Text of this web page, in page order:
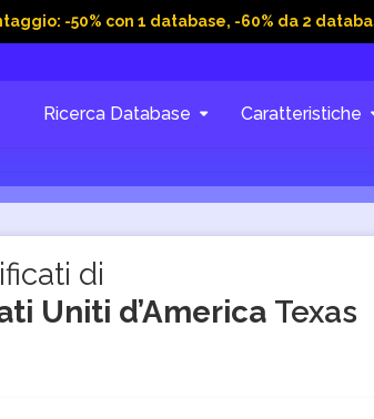
-50% con 1 database, -60% da 2
Ricerca Database Caratteristiche
di
Uniti d’America Texas